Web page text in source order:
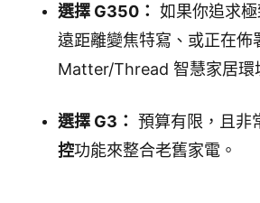
選擇 G350： 如果你追求
遠距離變焦特寫、或正在佈
Matter/Thread 智慧家居環
選擇 G3： 預算有限，且非
控功能來整合老舊家電。